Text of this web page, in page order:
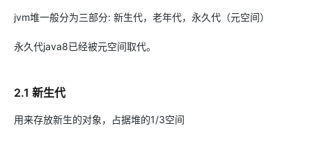
jvm堆一般分为三部分: 新生代，老年代，永久代（元空间）
永久代java8已经被元空间取代。
2.1 新生代
用来存放新生的对象，占据堆的1/3空间